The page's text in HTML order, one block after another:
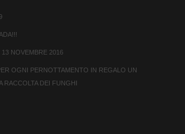
NOVEMBRE 2016
OGNI PERNOTTAMENTO IN REGALO UN
RACCOLTA DEI FUNGHI